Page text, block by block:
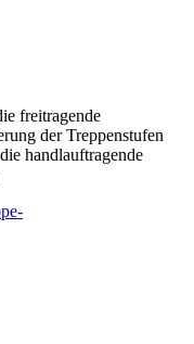
freitragende
der Treppenstufen
handlauftragende